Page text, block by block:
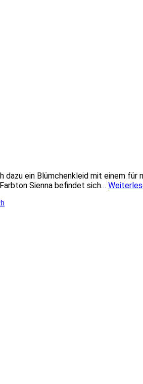
dazu ein Blümchenkleid mit einem
Sienna befindet sich…